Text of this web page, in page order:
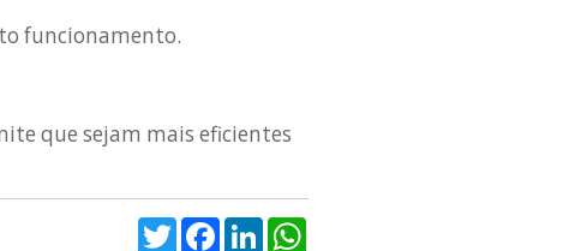
funcionamento.
que sejam mais eficientes
TwitterFacebook
LinkedIn